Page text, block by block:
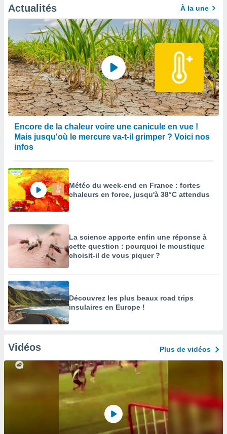
Actualités À la une
Encore de la chaleur voire une canicule en vue !
Mais jusqu'où le mercure va-t-il grimper ? Voici nos
infos
Météo du week-end en France : fortes
chaleurs en force, jusqu'à 38°C attendus
La science apporte enfin une réponse à
cette question : pourquoi le moustique
choisit-il de vous piquer ?
Découvrez les plus beaux road trips
insulaires en Europe !
Vidéos Plus de vidéos